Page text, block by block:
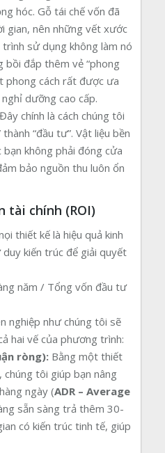
hóc. Gỗ tái chế vốn đã
gian, nên những vết xước
sử dụng không làm nó
bồi đắp thêm vẻ “phong
phong cách rất được ưa
dưỡng cao cấp.
Đây chính là cách chúng tôi
thành “đầu tư”. Vật liệu bền
không phải đóng cửa
bảo nguồn thu luôn ổn
tài chính (ROI)
thiết kế là hiệu quả kinh
kiến trúc để giải quyết
năm / Tổng vốn đầu tư
nghiệp như chúng tôi sẽ
hai vế của phương trình:
ròng): Bằng một thiết
chúng tôi giúp bạn nâng
ngày (ADR – Average
sẵn sàng trả thêm 30-
có kiến trúc tinh tế, giúp